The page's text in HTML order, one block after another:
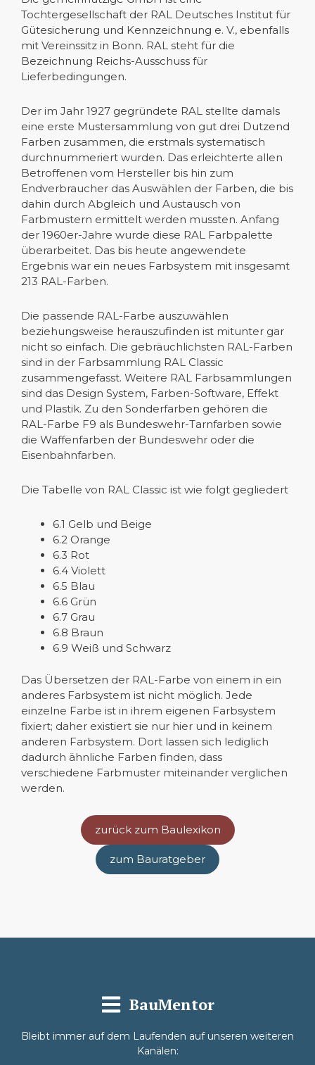
Tochtergesellschaft der RAL Deutsches Institut für
Gütesicherung und Kennzeichnung e. V., ebenfalls
mit Vereinssitz in Bonn. RAL steht für die
Bezeichnung Reichs-Ausschuss für
Lieferbedingungen.
Der im Jahr 1927 gegründete RAL stellte damals
eine erste Mustersammlung von gut drei Dutzend
Farben zusammen, die erstmals systematisch
durchnummeriert wurden. Das erleichterte allen
Betroffenen vom Hersteller bis hin zum
Endverbraucher das Auswählen der Farben, die bis
dahin durch Abgleich und Austausch von
Farbmustern ermittelt werden mussten. Anfang
der 1960er-Jahre wurde diese RAL Farbpalette
überarbeitet. Das bis heute angewendete
Ergebnis war ein neues Farbsystem mit insgesamt
213 RAL-Farben.
Die passende RAL-Farbe auszuwählen
beziehungsweise herauszufinden ist mitunter gar
nicht so einfach. Die gebräuchlichsten RAL-Farben
sind in der Farbsammlung RAL Classic
zusammengefasst. Weitere RAL Farbsammlungen
sind das Design System, Farben-Software, Effekt
und Plastik. Zu den Sonderfarben gehören die
RAL-Farbe F9 als Bundeswehr-Tarnfarben sowie
die Waffenfarben der Bundeswehr oder die
Eisenbahnfarben.
Die Tabelle von RAL Classic ist wie folgt gegliedert
6.1 Gelb und Beige
6.2 Orange
6.3 Rot
6.4 Violett
6.5 Blau
6.6 Grün
6.7 Grau
6.8 Braun
6.9 Weiß und Schwarz
Das Übersetzen der RAL-Farbe von einem in ein
anderes Farbsystem ist nicht möglich. Jede
einzelne Farbe ist in ihrem eigenen Farbsystem
fixiert; daher existiert sie nur hier und in keinem
anderen Farbsystem. Dort lassen sich lediglich
dadurch ähnliche Farben finden, dass
verschiedene Farbmuster miteinander verglichen
werden.
zurück zum Baulexikon
zum Bauratgeber
BauMentor
Bleibt immer auf dem Laufenden auf unseren weiteren
Kanälen: